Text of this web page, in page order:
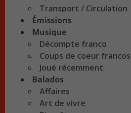
Transport / Circulation
Émissions
Musique
Décompte franco
Coups de coeur francos
Joué récemment
Balados
Affaires
Art de vivre